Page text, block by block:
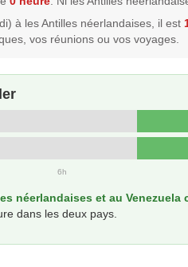
à les Antilles néerlandaises, il est
vos réunions ou vos voyages.
6h
néerlandaises et au
dans les deux pays.